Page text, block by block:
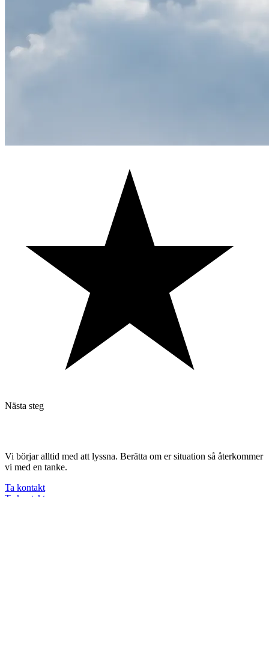
Nästa steg
Vi börjar alltid med att lyssna. Berätta om er situation så återkommer
vi med en tanke.
Ta kontakt